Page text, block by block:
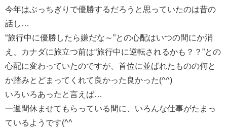
今年はぶっちぎりで優勝するだろうと思っていたのは昔の
話し…
“旅行中に優勝したら嫌だな～”との心配はいつの間にか消
え、カナダに旅立つ前は“旅行中に逆転されるかも？？”との
心配に変わっていたのですが、首位に並ばれたものの何と
か踏みとどまってくれて良かった良かった(^^)
いろいろあったと言えば…
一週間休ませてもらっている間に、いろんな仕事がたまっ
ているようです(^^ゞ